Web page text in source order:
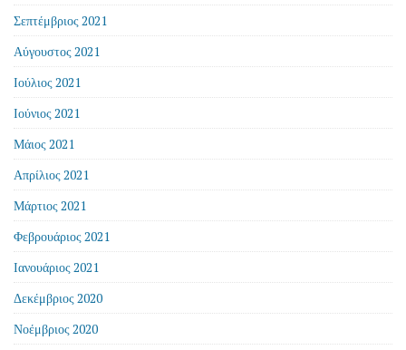
Σεπτέμβριος 2021
Αύγουστος 2021
Ιούλιος 2021
Ιούνιος 2021
Μάιος 2021
Απρίλιος 2021
Μάρτιος 2021
Φεβρουάριος 2021
Ιανουάριος 2021
Δεκέμβριος 2020
Νοέμβριος 2020